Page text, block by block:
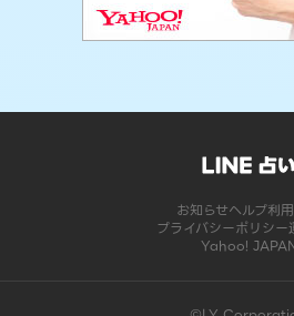
お知らせヘルプ利
プライバシーポリシー
Yahoo!